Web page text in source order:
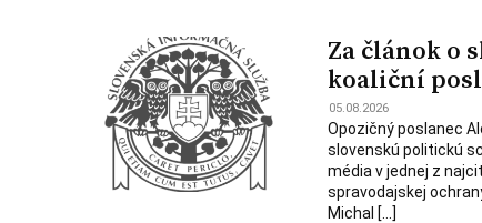
Za článok o
koaliční
05.08.2026
Opozičný poslanec
slovenskú politickú
média v jednej z
spravodajskej
Michal […]